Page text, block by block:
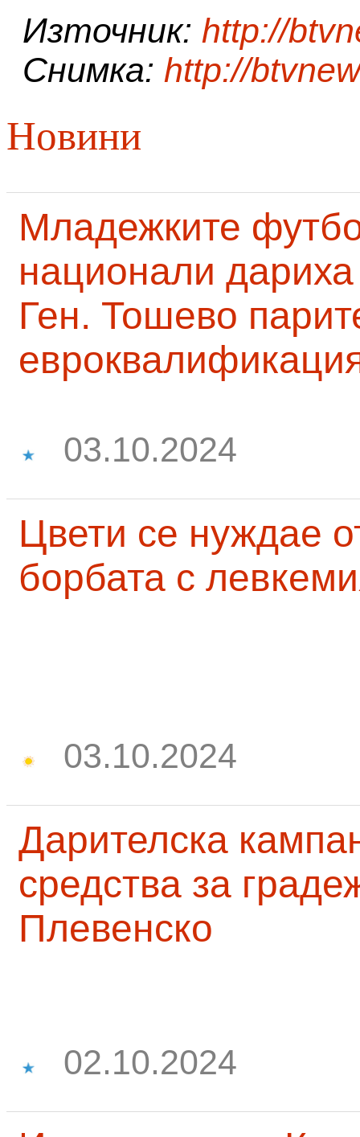
Източник: http://
Снимка: http://
Новини
Младежките
национали
Ген. Тошево
03.10.2024
Цвети се нуждае
борбата с
03.10.2024
Дарителска
средства за
Плевенско
02.10.2024